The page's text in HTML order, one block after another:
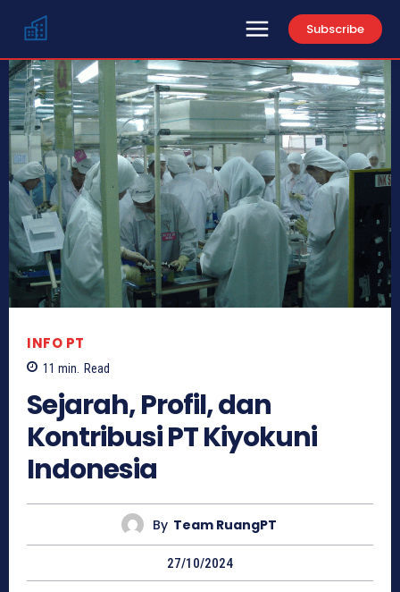
Subscribe
INFO PT
11 min. Read
Sejarah, Profil, dan
Kontribusi PT Kiyokuni
Indonesia
By Team RuangPT
27/10/2024